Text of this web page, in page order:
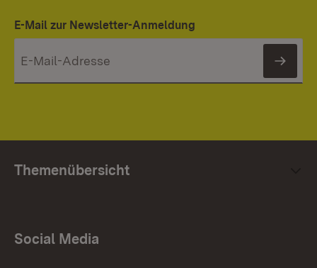
E-Mail zur Newsletter-Anmeldung
Themenübersicht
Social Media